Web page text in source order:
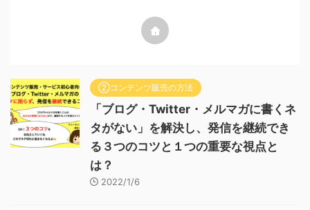
②コンテンツ販売の方法
「ブログ・Twitter・メルマガに書くネ
タがない」を解決し、発信を継続でき
る３つのコツと１つの重要な視点と
は？
2022/1/6